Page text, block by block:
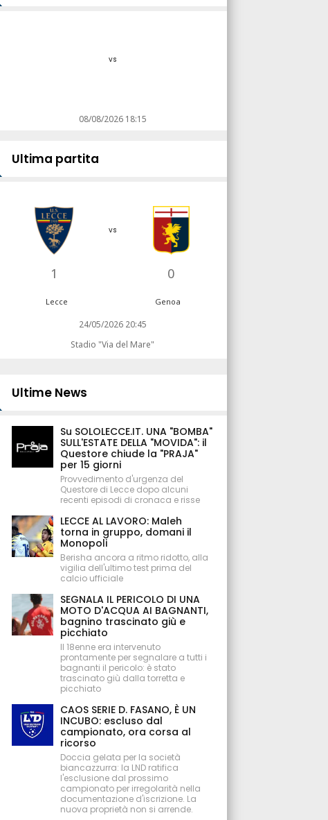
vs
08/08/2026 18:15
Ultima partita
1
vs
0
Lecce Genoa
24/05/2026 20:45
Stadio "Via del Mare"
Ultime News
Su SOLOLECCE.IT. UNA "BOMBA"
SULL'ESTATE DELLA "MOVIDA": il
Questore chiude la "PRAJA"
per 15 giorni
Provvedimento d'urgenza del
Questore di Lecce dopo alcuni
recenti episodi di cronaca e risse
LECCE AL LAVORO: Maleh
torna in gruppo, domani il
Monopoli
Berisha ancora a ritmo ridotto, alla
vigilia dell'ultimo test prima del
calcio ufficiale
SEGNALA IL PERICOLO DI UNA
MOTO D'ACQUA AI BAGNANTI,
bagnino trascinato giù e
picchiato
Il 18enne era intervenuto
prontamente per segnalare a tutti i
bagnanti il pericolo: è stato
trascinato giù dalla torretta e
picchiato
CAOS SERIE D. FASANO, È UN
INCUBO: escluso dal
campionato, ora corsa al
ricorso
Doccia gelata per la società
biancazzurra: la LND ratifica
l'esclusione dal prossimo
campionato per irregolarità nella
documentazione d'iscrizione. La
nuova proprietà non si arrende.